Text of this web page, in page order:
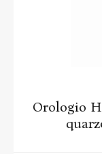
Orologio